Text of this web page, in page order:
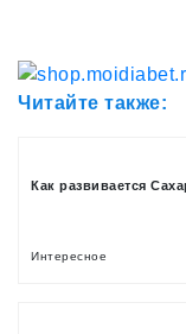
Читайте также:
Как развивается
Интересное